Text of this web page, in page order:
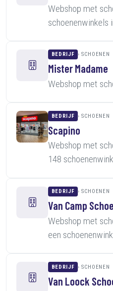
Webshop met
schoenenwinkels
BEDRIJF SCHOENEN
Mister Madame
Webshop met
BEDRIJF SCHOENEN
Scapino
Webshop met
148
BEDRIJF SCHOENEN
Van Camp
Webshop met
een
BEDRIJF SCHOENEN
Van Loock